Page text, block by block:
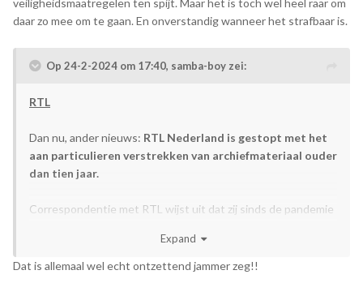
veiligheidsmaatregelen ten spijt. Maar het is toch wel heel raar om
daar zo mee om te gaan. En onverstandig wanneer het strafbaar is.
Op 24-2-2024 om 17:40, samba-boy zei:
RTL
Dan nu, ander nieuws: RTL Nederland is gestopt met het
aan particulieren verstrekken van archiefmateriaal ouder
dan tien jaar.
Correspondentie met RTL wijst uit dat zij sinds de pandemie
archiefmateriaal aan particulieren. Spreekt voor zich, er was
geen werk op locatie mogelijk. Nu is mij verteld dat ze dit zo
Expand
Dat is allemaal wel echt ontzettend jammer zeg!!